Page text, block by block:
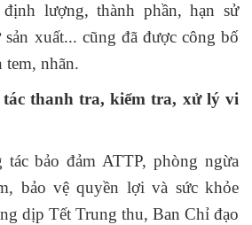
lượng, thành phần, hạn sử
xuất... cũng đã được công bố
tem, nhãn.
tác thanh tra, kiểm tra, xử lý vi
bảo đảm ATTP, phòng ngừa
bảo vệ quyền lợi và sức khỏe
dịp Tết Trung thu, Ban Chỉ đạo